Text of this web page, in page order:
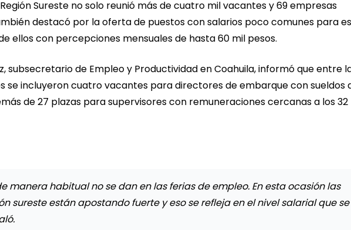
Sureste no solo reunió más de cuatro mil vacantes y 69 empresas
destacó por la oferta de puestos con salarios poco comunes para
ellos con percepciones mensuales de hasta 60 mil pesos.
subsecretario de Empleo y Productividad en Coahuila, informó que entre
se incluyeron cuatro vacantes para directores de embarque con sueldos
de 27 plazas para supervisores con remuneraciones cercanas a los 32
manera habitual no se dan en las ferias de empleo. En esta ocasión las
sureste están apostando fuerte y eso se refleja en el nivel salarial que se